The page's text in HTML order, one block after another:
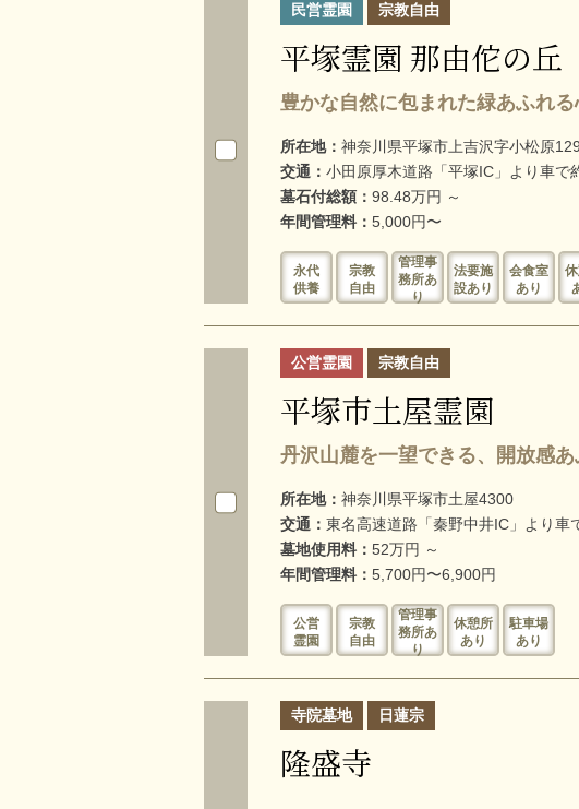
民営霊園 宗教自由
平塚霊園 那由佗の丘
豊かな自然に包まれた緑あふれる
所在地： 神奈川県平塚市上吉沢字小松原
交通： 小田原厚木道路「平塚IC」より車で
墓石付総額： 98.48万円 ～
年間管理料： 5,000円〜
永代
供養
宗教
自由
管理事
務所あ
り
法要施
設あり
会食室
あり
公営霊園 宗教自由
平塚市土屋霊園
丹沢山麓を一望できる、開放感あ
所在地： 神奈川県平塚市土屋4300
交通： 東名高速道路「秦野中井IC」より車
墓地使用料： 52万円 ～
年間管理料： 5,700円〜6,900円
公営
霊園
宗教
自由
管理事
務所あ
り
休憩所
あり
駐車場
あり
寺院墓地 日蓮宗
隆盛寺